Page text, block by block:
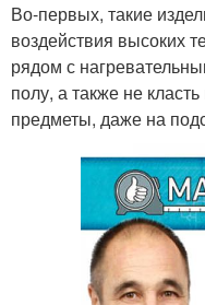
Во-первых, такие
воздействия высоких
рядом с
полу, а также не
предметы, даже на